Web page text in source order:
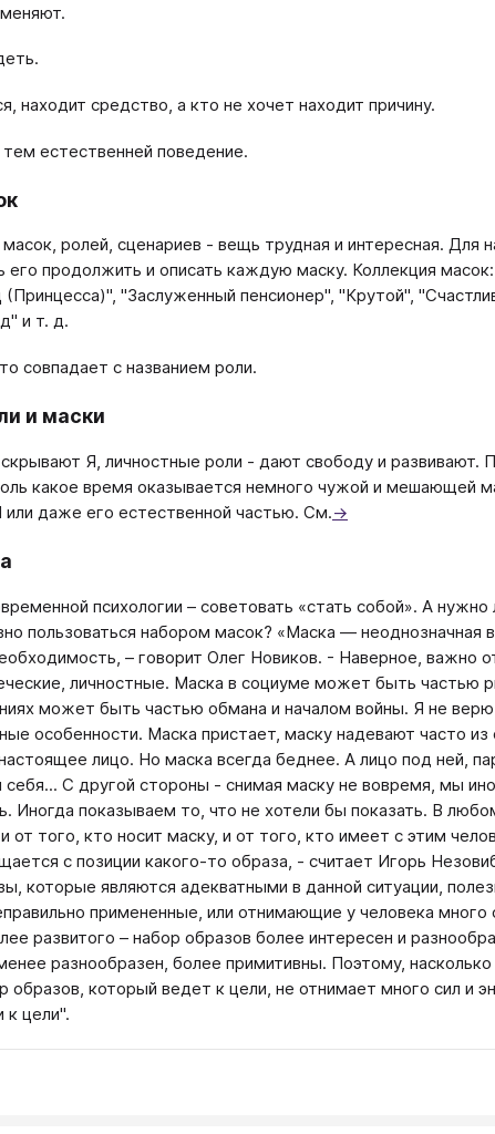
находит средство, а кто не хочет находит причину.
естественней поведение.
ролей, сценариев - вещь трудная и интересная. Для
его продолжить и описать каждую маску. Коллекция
(Принцесса)", "Заслуженный пенсионер", "Крутой",
и т. д.
совпадает с названием роли.
и маски
Я, личностные роли - дают свободу и развивают.
какое время оказывается немного чужой и мешающей
даже его естественной частью. См.→
психологии – советовать «стать собой». А нужно
пользоваться набором масок? «Маска —
– говорит Олег Новиков. - Наверное, важно
личностные. Маска в социуме может быть частью
может быть частью обмана и началом войны. Я не верю
особенности. Маска пристает, маску надевают часто
лицо. Но маска всегда беднее. А лицо под ней,
С другой стороны - снимая маску не вовремя, мы
Иногда показываем то, что не хотели бы показать. В
от того, кто носит маску, и от того, кто имеет с этим
с позиции какого-то образа, - считает Игорь
которые являются адекватными в данной ситуации,
примененные, или отнимающие у человека много
развитого – набор образов более интересен и
разнообразен, более примитивны. Поэтому,
образов, который ведет к цели, не отнимает много сил и
к цели".